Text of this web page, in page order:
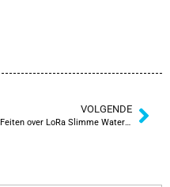
VOLGENDE
6 Feiten over LoRa Slimme Watermeter